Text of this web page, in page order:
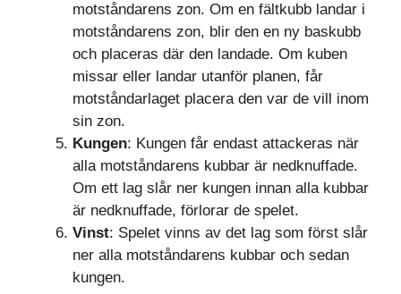
motståndarens zon. Om en fältkubb landar i
motståndarens zon, blir den en ny baskubb
och placeras där den landade. Om kuben
missar eller landar utanför planen, får
motståndarlaget placera den var de vill inom
sin zon.
Kungen: Kungen får endast attackeras när
alla motståndarens kubbar är nedknuffade.
Om ett lag slår ner kungen innan alla kubbar
är nedknuffade, förlorar de spelet.
Vinst: Spelet vinns av det lag som först slår
ner alla motståndarens kubbar och sedan
kungen.